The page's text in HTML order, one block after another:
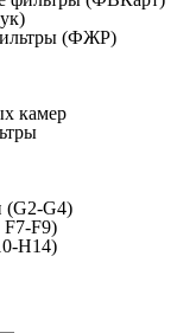
(ФЖР)
камер
(G2-G4)
F9)
H14)